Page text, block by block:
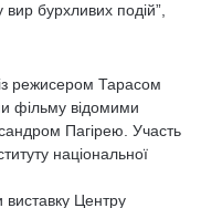
бурхливих подій”,
із режисером Тарасом
фільму відомими
Пагірею. Участь
національної
виставку Центру